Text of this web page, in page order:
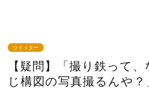
ツイッター
【疑問】「撮り鉄って
じ構図の写真撮るんや